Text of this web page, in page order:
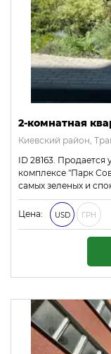
2-комнатная
Киевский район,
ID 28163.
комплексе "Парк
самых зеленых и
Цена: USD ГРН